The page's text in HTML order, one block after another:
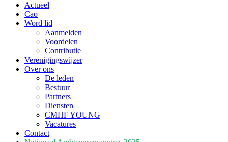
Actueel
Cao
Word lid
Aanmelden
Voordelen
Contributie
Verenigingswijzer
Over ons
De leden
Bestuur
Partners
Diensten
CMHF YOUNG
Vacatures
Contact